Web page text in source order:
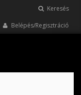
Keresés
Belépés/Regisztráció